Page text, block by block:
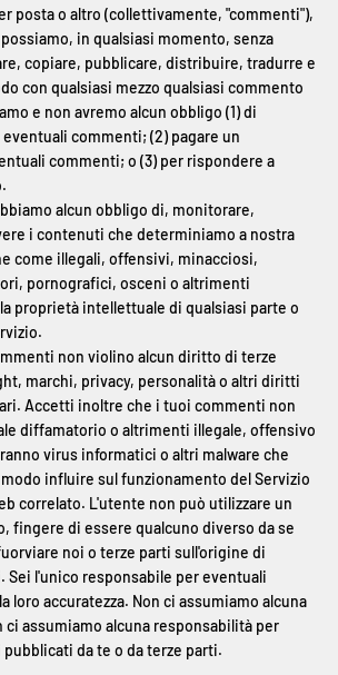
posta o altro (collettivamente, "commenti"),
in qualsiasi momento, senza
copiare, pubblicare, distribuire, tradurre e
con qualsiasi mezzo qualsiasi commento
e non avremo alcun obbligo (1) di
commenti; (2) pagare un
commenti; o (3) per rispondere a
alcun obbligo di, monitorare,
i contenuti che determiniamo a nostra
come illegali, offensivi, minacciosi,
pornografici, osceni o altrimenti
proprietà intellettuale di qualsiasi parte o
non violino alcun diritto di terze
marchi, privacy, personalità o altri diritti
Accetti inoltre che i tuoi commenti non
diffamatorio o altrimenti illegale, offensivo
virus informatici o altri malware che
influire sul funzionamento del Servizio
correlato. L'utente non può utilizzare un
fingere di essere qualcuno diverso da se
noi o terze parti sull'origine di
Sei l'unico responsabile per eventuali
loro accuratezza. Non ci assumiamo alcuna
ci assumiamo alcuna responsabilità per
da te o da terze parti.